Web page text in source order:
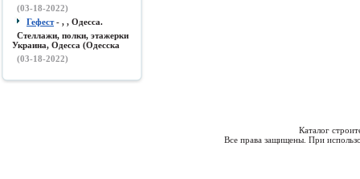
(03-18-2022)
Гефест- , , Одесса.
Стеллажи, полки, этажерки
Украина, Одесса (Одесска
(03-18-2022)
Каталог
Все права защищены. При